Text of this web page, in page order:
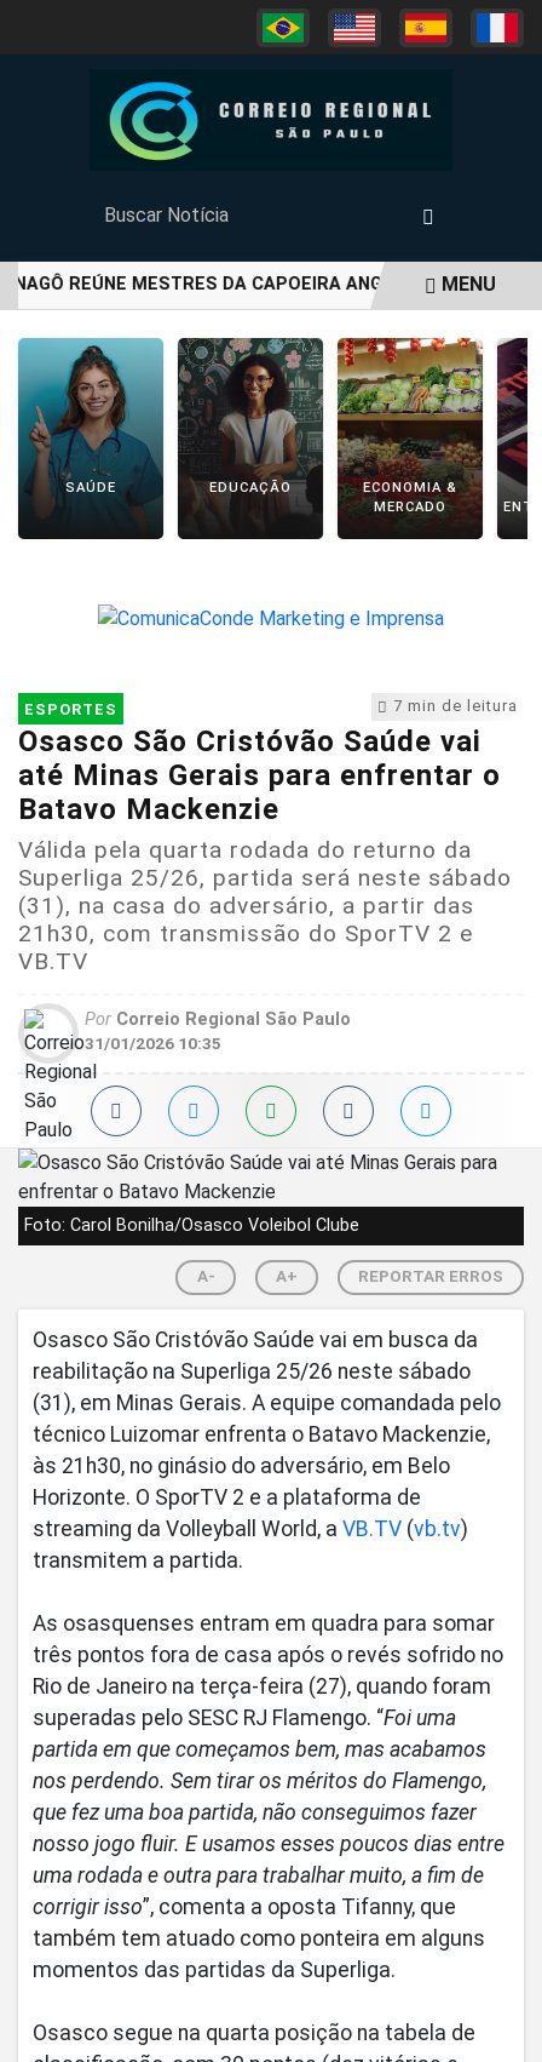
REÚNE MESTRES DA CAPOEIRA ANGOLA EM MENU
SAÚDE EDUCAÇÃO
ECONOMIA &
MERCADO
7 min de leitura
ESPORTES
Osasco São Cristóvão Saúde vai
até Minas Gerais para enfrentar o
Batavo Mackenzie
Válida pela quarta rodada do returno da
Superliga 25/26, partida será neste sábado
(31), na casa do adversário, a partir das
21h30, com transmissão do SporTV 2 e
VB.TV
Por Correio Regional São Paulo
31/01/2026 10:35
Foto: Carol Bonilha/Osasco Voleibol Clube
A- A+ REPORTAR ERROS
Osasco São Cristóvão Saúde vai em busca da
reabilitação na Superliga 25/26 neste sábado
(31), em Minas Gerais. A equipe comandada pelo
técnico Luizomar enfrenta o Batavo Mackenzie,
às 21h30, no ginásio do adversário, em Belo
Horizonte. O SporTV 2 e a plataforma de
streaming da Volleyball World, a VB.TV (vb.tv)
transmitem a partida.
As osasquenses entram em quadra para somar
três pontos fora de casa após o revés sofrido no
Rio de Janeiro na terça-feira (27), quando foram
superadas pelo SESC RJ Flamengo. “Foi uma
partida em que começamos bem, mas acabamos
nos perdendo. Sem tirar os méritos do Flamengo,
que fez uma boa partida, não conseguimos fazer
nosso jogo fluir. E usamos esses poucos dias entre
uma rodada e outra para trabalhar muito, a fim de
corrigir isso”, comenta a oposta Tifanny, que
também tem atuado como ponteira em alguns
momentos das partidas da Superliga.
Osasco segue na quarta posição na tabela de